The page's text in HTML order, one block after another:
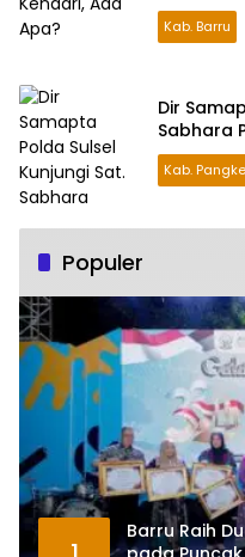
Kab. Barru
Dir
Sabhara
Kab.
Populer
Barru Raih